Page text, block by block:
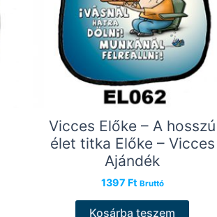
Vicces Előke – A hosszú
élet titka Előke – Vicces
Ajándék
1397 Ft Bruttó
Kosárba teszem